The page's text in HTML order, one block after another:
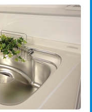
3,300円
5,500円
5,500円
11,000円
+3,300円
33,000円
8,800円
11,000円
22,000円